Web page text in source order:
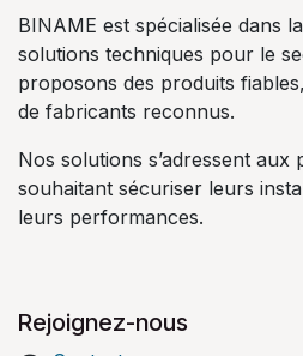
BINAME est spécialisée dans
solutions techniques pour le
proposons des produits
de fabricants reconnus.
Nos solutions s’adressent aux
souhaitant sécuriser leurs
leurs performances.
Rejoignez-nous